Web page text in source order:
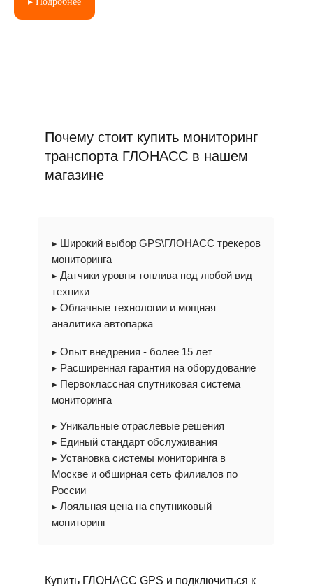
Почему стоит купить мониторинг
транспорта ГЛОНАСС в нашем
магазине
Купить ГЛОНАСС GPS и подключиться к
▸ Широкий выбор GPS\ГЛОНАСС трекеров
мониторинга
▸ Датчики уровня топлива под любой вид
техники
▸ Облачные технологии и мощная
аналитика автопарка
▸ Уникальные отраслевые решения
▸ Единый стандарт обслуживания
▸ Установка системы мониторинга в
Москве и обширная сеть филиалов по
России
▸ Лояльная цена на спутниковый
мониторинг
▸ Опыт внедрения - более 15 лет
▸ Расширенная гарантия на оборудование
▸ Первоклассная спутниковая система
мониторинга